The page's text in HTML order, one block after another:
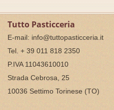
Tutto Pasticceria
E-mail: info@tuttopasticceria.it
Tel. + 39 011 818 2350
P.IVA 11043610010
Strada Cebrosa, 25
10036 Settimo Torinese (TO)